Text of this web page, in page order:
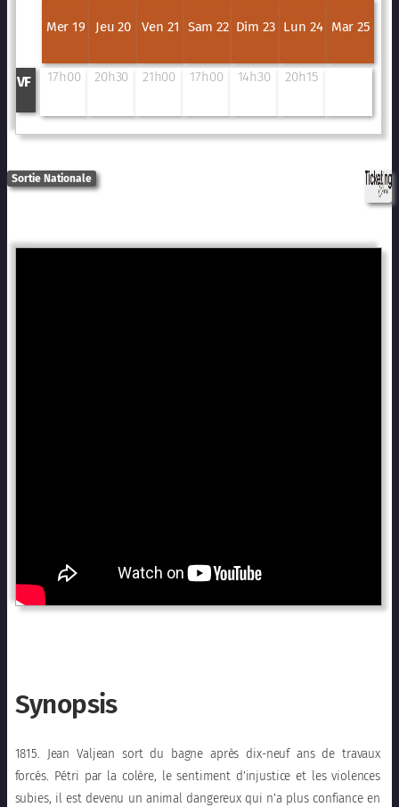
Mer 19 Jeu 20 Ven 21 Sam 22 Dim 23 Lun 24 Mar 25
VF 17h00 20h30 21h00 17h00 14h30 20h15
Sortie Nationale
Synopsis
1815. Jean Valjean sort du bagne après dix-neuf ans de travaux
forcés. Pétri par la colère, le sentiment d’injustice et les violences
subies, il est devenu un animal dangereux qui n’a plus confiance en